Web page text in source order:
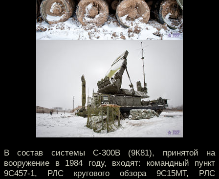
В состав системы С-300В (9К81), принятой на
вооружение в 1984 году, входят: командный пункт
9С457-1, РЛС кругового обзора 9С15МТ, РЛС